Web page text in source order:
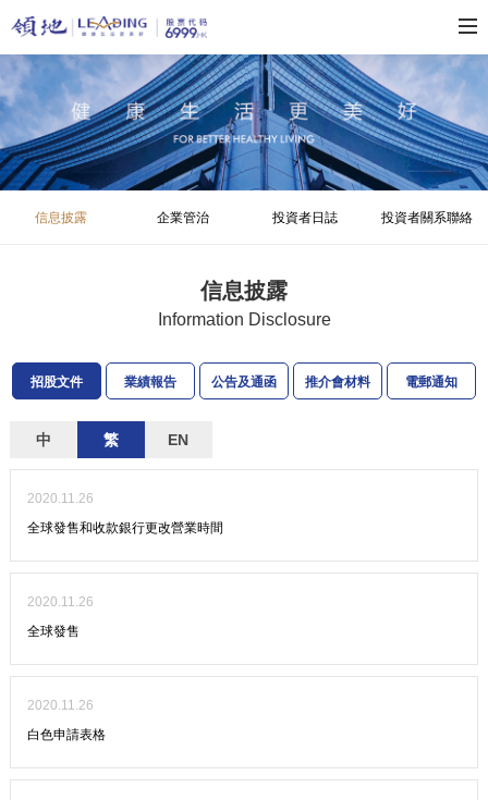
信息披露 企業管治 投資者日誌 投資者關系聯絡
信息披露
Information Disclosure
招股文件 業績報告 公告及通函 推介會材料 電郵通知
中 繁 EN
2020.11.26
全球發售和收款銀行更改營業時間
2020.11.26
全球發售
2020.11.26
白色申請表格